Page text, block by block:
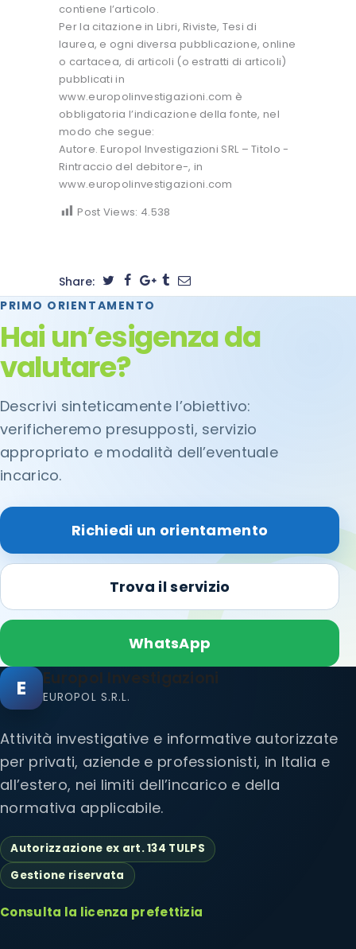
contiene l’articolo.
Per la citazione in Libri, Riviste, Tesi di
laurea, e ogni diversa pubblicazione, online
o cartacea, di articoli (o estratti di articoli)
pubblicati in
www.europolinvestigazioni.com è
obbligatoria l’indicazione della fonte, nel
modo che segue:
Autore. Europol Investigazioni SRL – Titolo -
Rintraccio del debitore-, in
www.europolinvestigazioni.com
Post Views: 4.538
Share:
PRIMO ORIENTAMENTO
Hai un’esigenza da
valutare?
Descrivi sinteticamente l’obiettivo:
verificheremo presupposti, servizio
appropriato e modalità dell’eventuale
incarico.
Richiedi un orientamento
Trova il servizio
WhatsApp
E Europol Investigazioni
EUROPOL S.R.L.
Attività investigative e informative autorizzate
per privati, aziende e professionisti, in Italia e
all’estero, nei limiti dell’incarico e della
normativa applicabile.
Autorizzazione ex art. 134 TULPS
Gestione riservata
Consulta la licenza prefettizia